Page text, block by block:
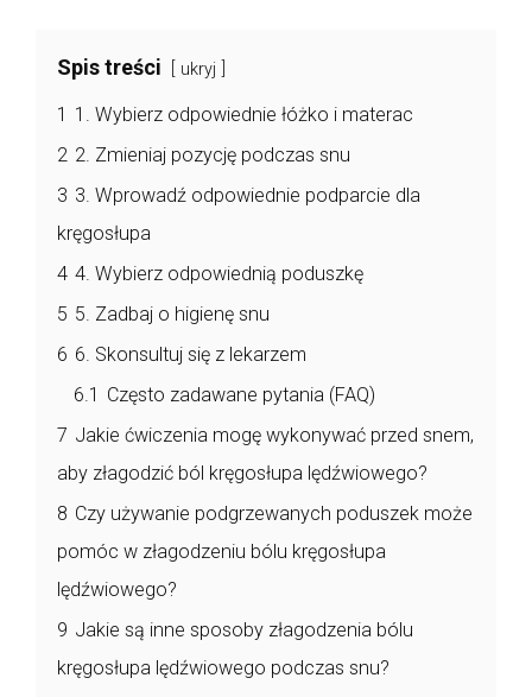
Spis treści ukryj
1 1. Wybierz odpowiednie łóżko i materac
2 2. Zmieniaj pozycję podczas snu
3 3. Wprowadź odpowiednie podparcie dla
kręgosłupa
4 4. Wybierz odpowiednią poduszkę
5 5. Zadbaj o higienę snu
6 6. Skonsultuj się z lekarzem
6.1 Często zadawane pytania (FAQ)
7 Jakie ćwiczenia mogę wykonywać przed snem,
aby złagodzić ból kręgosłupa lędźwiowego?
8 Czy używanie podgrzewanych poduszek może
pomóc w złagodzeniu bólu kręgosłupa
lędźwiowego?
9 Jakie są inne sposoby złagodzenia bólu
kręgosłupa lędźwiowego podczas snu?